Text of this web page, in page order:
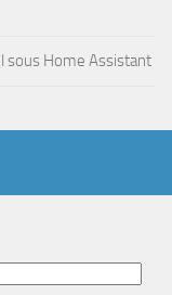
sous Home Assistant